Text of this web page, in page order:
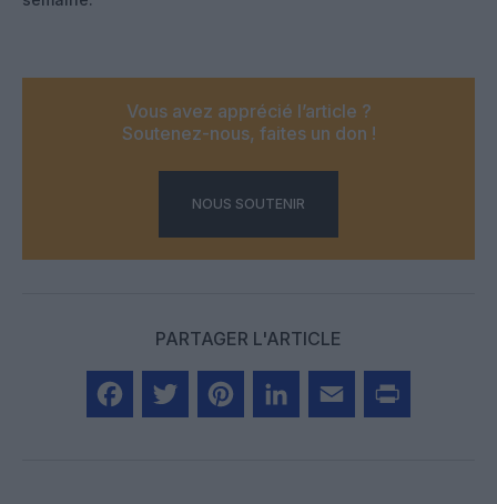
Vous avez apprécié l’article ?
Soutenez-nous, faites un don !
NOUS SOUTENIR
PARTAGER L'ARTICLE